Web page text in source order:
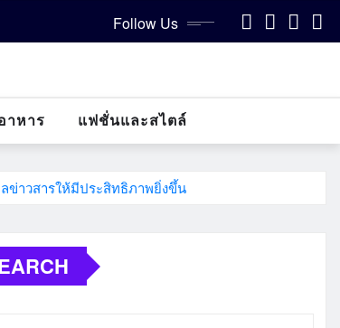
Follow Us
าหาร แฟชั่นและสไตล์
ข่าวสารให้มีประสิทธิภาพยิ่งขึ้น